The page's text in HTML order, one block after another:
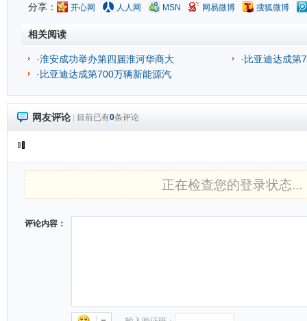
分享： 开心网 人人网 MSN 网易微博 搜狐微博
相关阅读
·淮安成功举办第四届淮河华商大 ·比亚迪达成第
·比亚迪达成第700万辆新能源汽
网友评论 | 目前已有0条评论
正在检查您的登录状态...
评论内容：